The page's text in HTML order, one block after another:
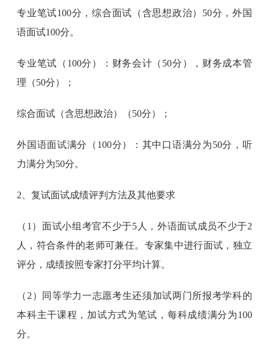
专业笔试100分，综合面试（含思想政治）50分，外国
语面试100分。
专业笔试（100分）：财务会计（50分），财务成本管
理（50分）；
综合面试（含思想政治）（50分）；
外国语面试满分（100分）：其中口语满分为50分，听
力满分为50分。
2、复试面试成绩评判方法及其他要求
（1）面试小组考官不少于5人，外语面试成员不少于2
人，符合条件的老师可兼任。专家集中进行面试，独立
评分，成绩按照专家打分平均计算。
（2）同等学力一志愿考生还须加试两门所报考学科的
本科主干课程，加试方式为笔试，每科成绩满分为100
分。